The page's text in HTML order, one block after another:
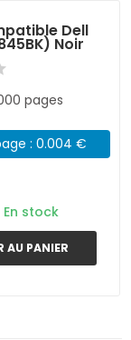
Dell
Noir
pages
: 0.004 €
En stock
AU PANIER